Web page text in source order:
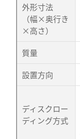
外形寸法
（幅×奥行き
×高さ）
質量
設置方向
ディスクロー
ディング方式